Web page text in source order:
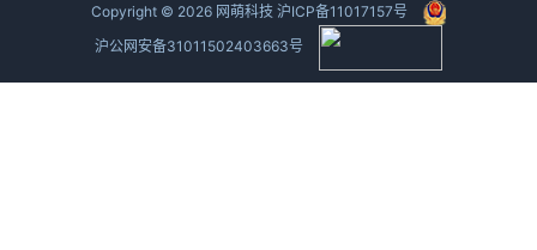
Copyright © 2026 网萌科技 沪ICP备11017157号
沪公网安备31011502403663号